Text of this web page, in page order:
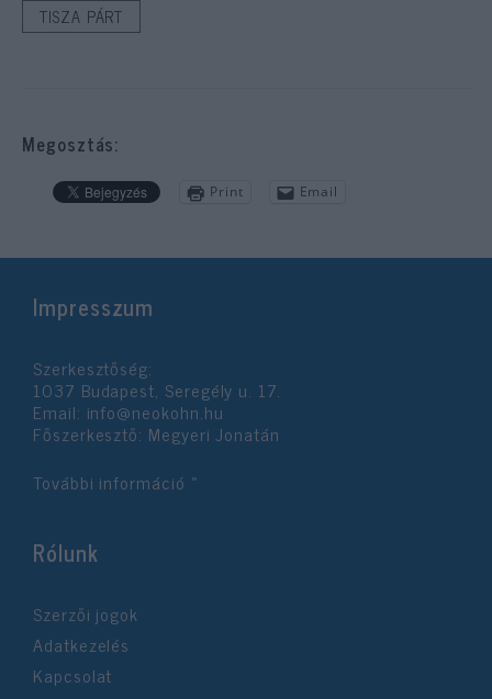
TISZA PÁRT
Megosztás:
Print Email
Impresszum
Szerkesztőség:
1037 Budapest, Seregély u. 17.
Email: info@neokohn.hu
Főszerkesztő: Megyeri Jonatán
További információ »
Rólunk
Szerzői jogok
Adatkezelés
Kapcsolat